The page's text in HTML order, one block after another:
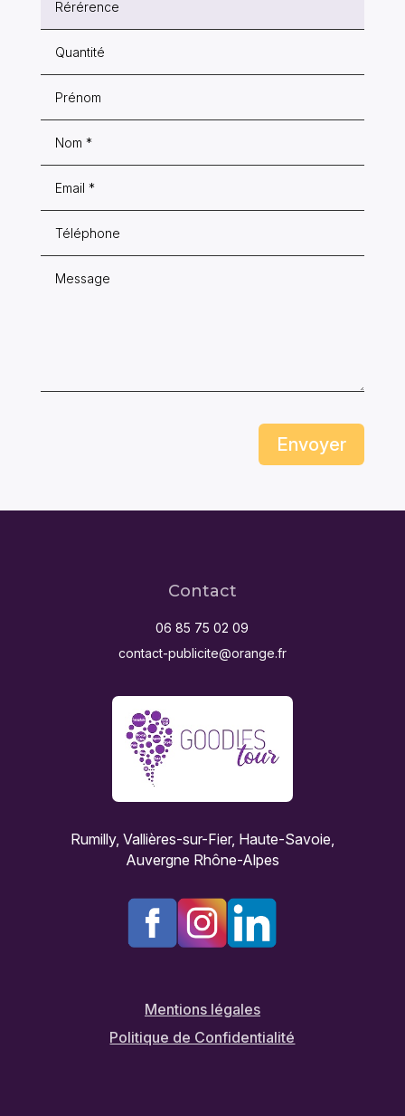
Envoyer
Contact
06 85 75 02 09
contact-publicite@orange.fr
Rumilly, Vallières-sur-Fier, Haute-Savoie,
Auvergne Rhône-Alpes
Mentions légales
Politique de Confidentialité